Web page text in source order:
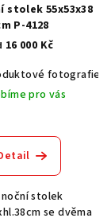
stolek 55x53x38
P-4128
16 000 Kč
fotografie
pro vás
stolek
se dvěma